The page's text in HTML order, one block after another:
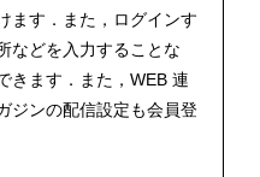
ます．また，ログインす
などを入力することな
きます．また，WEB 連
ジンの配信設定も会員登